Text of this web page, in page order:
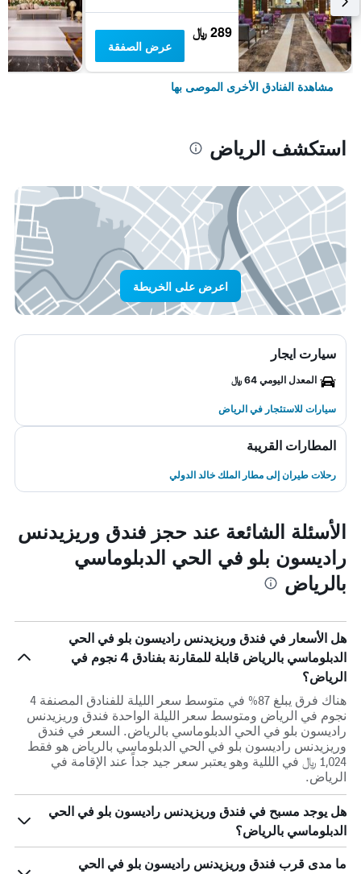
289 ﷼
عرض الصفقة
مشاهدة الفنادق الأخرى الموصى بها
استكشف الرياض
اعرض على الخريطة
سيارت ايجار
المعدل اليومي 64 ﷼
سيارات للاستئجار في الرياض
المطارات القريبة
رحلات طيران إلى مطار الملك خالد الدولي
الأسئلة الشائعة عند حجز فندق وريزيدنس
راديسون بلو في الحي الدبلوماسي
بالرياض
هل الأسعار في فندق وريزيدنس راديسون بلو في الحي
الدبلوماسي بالرياض قابلة للمقارنة بفنادق 4 نجوم في
الرياض؟
هناك فرق يبلغ 87% في متوسط ​​سعر الليلة للفنادق المصنفة 4
نجوم في الرياض ومتوسط ​​سعر الليلة الواحدة فندق وريزيدنس
راديسون بلو في الحي الدبلوماسي بالرياض. السعر في فندق
وريزيدنس راديسون بلو في الحي الدبلوماسي بالرياض هو فقط
1,024 ﷼ في الللية وهو يعتبر سعر جيد جداً عند الإقامة في
الرياض.
هل يوجد مسبح في فندق وريزيدنس راديسون بلو في الحي
الدبلوماسي بالرياض؟
ما مدى قرب فندق وريزيدنس راديسون بلو في الحي